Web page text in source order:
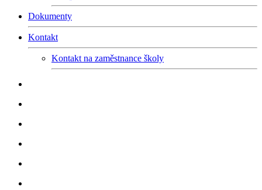
Dokumenty
Kontakt
Kontakt na zaměstnance školy